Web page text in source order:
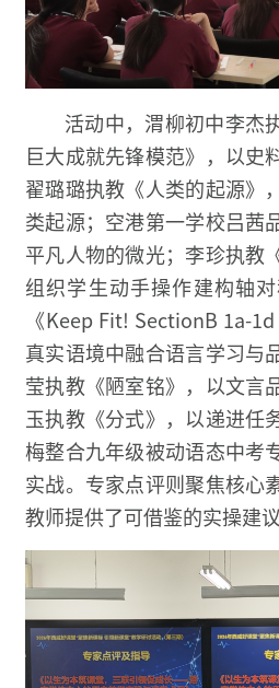
活动中，渭柳初中李杰
巨大成就先锋模范》，以史
翟璐璐执教《人类的起源》
类起源；空港第一学校吕茜
平凡人物的微光；李珍执教
组织学生动手操作建构轴
《Keep Fit! SectionB 1a-
真实语境中融合语言学习与
莹执教《陋室铭》，以文言
玉执教《分式》，以递进任
梅整合九年级被动语态中考
实战。专家点评则聚焦核心
教师提供了可借鉴的实操建议